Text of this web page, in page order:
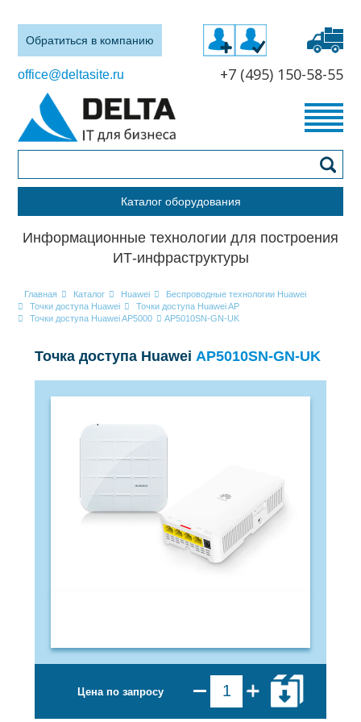
Обратиться в компанию
office@deltasite.ru +7 (495) 150-58-55
Каталог оборудования
Информационные технологии для построения
ИТ-инфраструктуры
Главная Каталог Huawei
Беспроводные технологии Huawei
Точки доступа Huawei
Точки доступа Huawei AP
Точки доступа Huawei AP5000
AP5010SN-GN-UK
Точка доступа Huawei AP5010SN-GN-UK
Цена по запросу